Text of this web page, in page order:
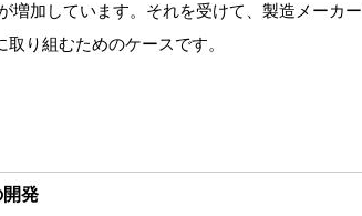
増加しています。それを受けて、製造メーカー
り組むためのケースです。
開発